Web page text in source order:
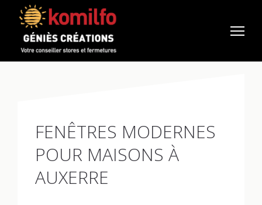
FENÊTRES MODERNES
POUR MAISONS À
AUXERRE